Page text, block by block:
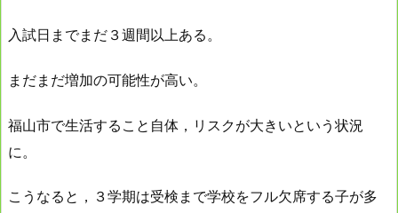
入試日までまだ３週間以上ある。
まだまだ増加の可能性が高い。
福山市で生活すること自体，リスクが大きいという状況
に。
こうなると，３学期は受検まで学校をフル欠席する子が多